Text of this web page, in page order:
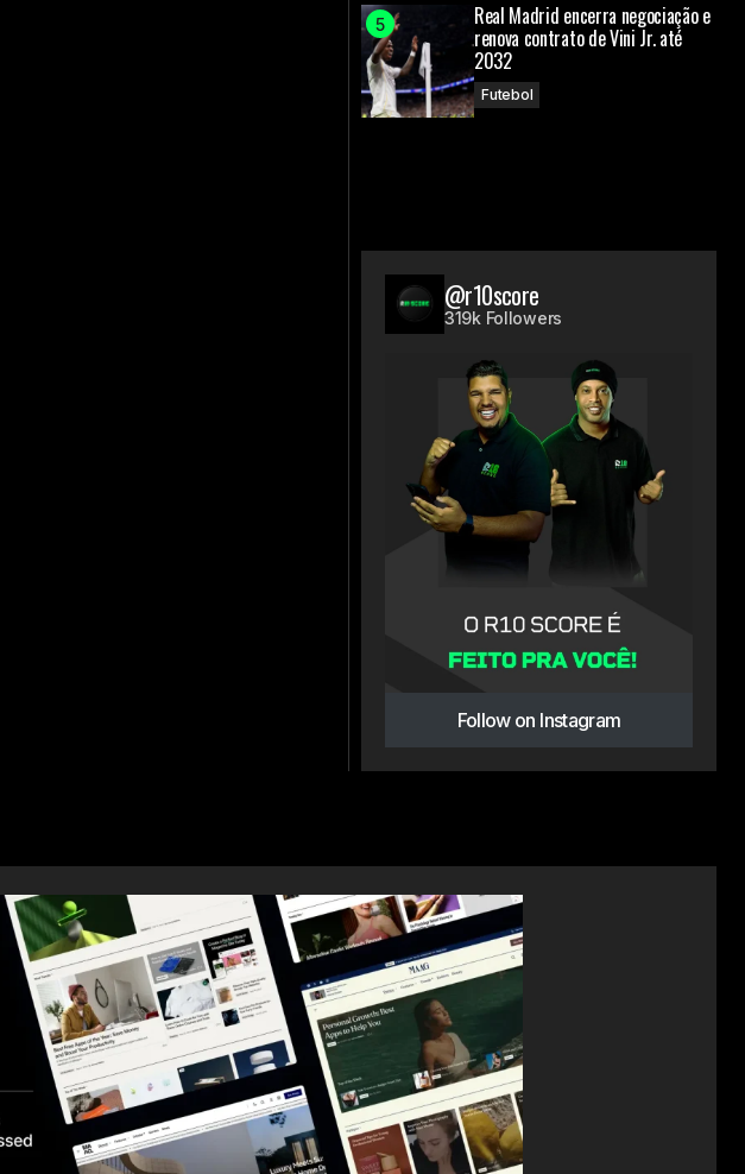
Real Madrid encerra negociação e
renova contrato de Vini Jr. até
2032
Futebol
@r10score
319k Followers
Follow on Instagram